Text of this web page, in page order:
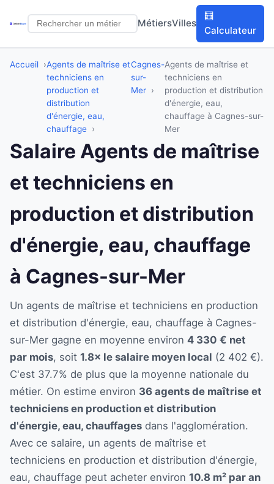
MétiersVilles
🧮
Calculateur
Accueil
Agents de maîtrise et
techniciens en
production et
distribution
d'énergie, eau,
chauffage
Cagnes-
sur-
Mer
Agents de maîtrise et
techniciens en
production et distribution
d'énergie, eau,
chauffage à Cagnes-sur-
Mer
Salaire Agents de maîtrise
et techniciens en
production et distribution
d'énergie, eau, chauffage
à Cagnes-sur-Mer
Un agents de maîtrise et techniciens en production
et distribution d'énergie, eau, chauffage à Cagnes-
sur-Mer gagne en moyenne environ 4 330 € net
par mois, soit 1.8× le salaire moyen local (2 402 €).
C'est 37.7% de plus que la moyenne nationale du
métier. On estime environ 36 agents de maîtrise et
techniciens en production et distribution
d'énergie, eau, chauffages dans l'agglomération.
Avec ce salaire, un agents de maîtrise et
techniciens en production et distribution d'énergie,
eau, chauffage peut acheter environ 10.8 m² par an